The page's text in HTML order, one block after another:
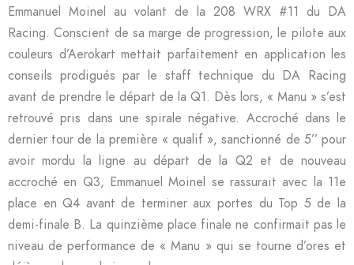
Emmanuel Moinel au volant de la 208 WRX #11 du DA
Racing. Conscient de sa marge de progression, le pilote aux
couleurs d’Aerokart mettait parfaitement en application les
conseils prodigués par le staff technique du DA Racing
avant de prendre le départ de la Q1. Dès lors, « Manu » s’est
retrouvé pris dans une spirale négative. Accroché dans le
dernier tour de la première « qualif », sanctionné de 5’’ pour
avoir mordu la ligne au départ de la Q2 et de nouveau
accroché en Q3, Emmanuel Moinel se rassurait avec la 11e
place en Q4 avant de terminer aux portes du Top 5 de la
demi-finale B. La quinzième place finale ne confirmait pas le
niveau de performance de « Manu » qui se tourne d’ores et